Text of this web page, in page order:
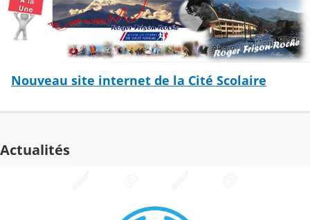
Nouveau site internet de la Cité Scolaire
Actualités